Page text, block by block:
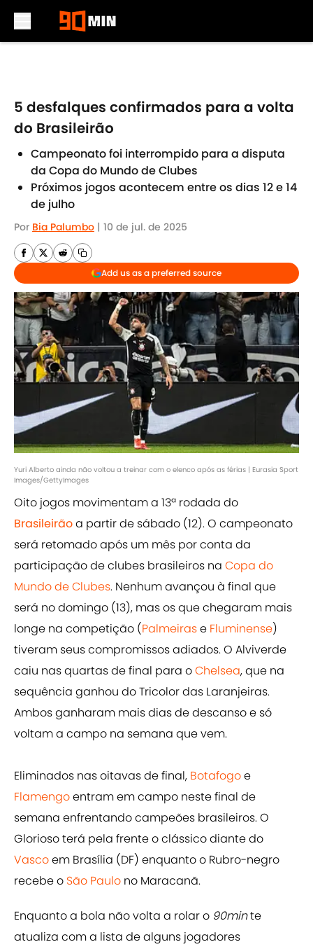
5 desfalques confirmados para a volta
do Brasileirão
Campeonato foi interrompido para a disputa
da Copa do Mundo de Clubes
Próximos jogos acontecem entre os dias 12 e 14
de julho
Por Bia Palumbo | 10 de jul. de 2025
Add us as a preferred source
Yuri Alberto ainda não voltou a treinar com o elenco após as férias | Eurasia Sport
Images/GettyImages
Oito jogos movimentam a 13ª rodada do
Brasileirãoa partir de sábado (12). O campeonato
será retomado após um mês por conta da
participação de clubes brasileiros na Copa do
Mundo de Clubes. Nenhum avançou à final que
será no domingo (13), mas os que chegaram mais
longe na competição (Palmeirase Fluminense)
tiveram seus compromissos adiados. O Alviverde
caiu nas quartas de final para oChelsea, que na
sequência ganhou do Tricolor das Laranjeiras.
Ambos ganharam mais dias de descanso e só
voltam a campo na semana que vem.
Eliminados nas oitavas de final, Botafogoe
Flamengoentram em campo neste final de
semana enfrentando campeões brasileiros. O
Glorioso terá pela frente o clássico diante do
Vascoem Brasília (DF) enquanto o Rubro-negro
recebe o São Paulo no Maracanã.
Enquanto a bola não volta a rolar o 90minte
atualiza com a lista de alguns jogadores